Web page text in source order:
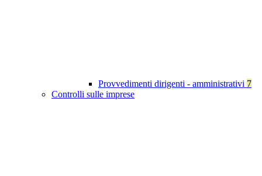
Provvedimenti dirigenti - amministrativi 7
Controlli sulle imprese